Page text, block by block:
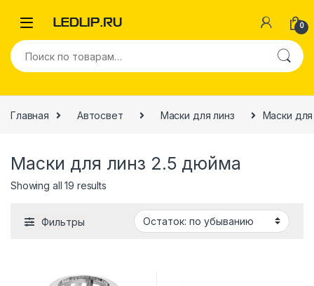
0
Главная Автосвет Маски для линз Маски
Маски для линз 2.5 дюйма
Showing all 19 results
Фильтры